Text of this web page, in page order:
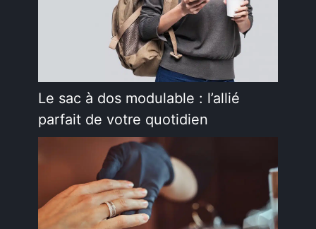
Le sac à dos modulable : l’allié
parfait de votre quotidien